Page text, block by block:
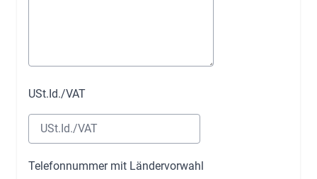
USt.Id./VAT
Telefonnummer mit Ländervorwahl